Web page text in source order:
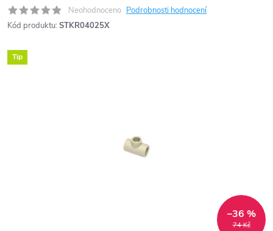
Neohodnoceno Podrobnosti hodnocení
Kód produktu: STKR04025X
Tip
74 Kč
–36 %